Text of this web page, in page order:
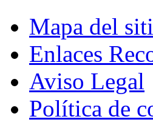
Mapa del
Enlaces
Aviso Legal
Política de